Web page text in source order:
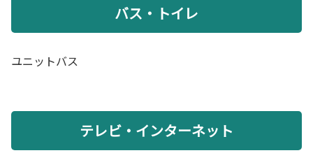
バス・トイレ
ユニットバス
テレビ・インターネット